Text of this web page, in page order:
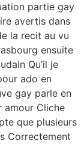
partie gay
avertis dans
la recit au vu
ensuite
Qu’il je
ado en
gay parle en
Cliche
que plusieurs
Correctement